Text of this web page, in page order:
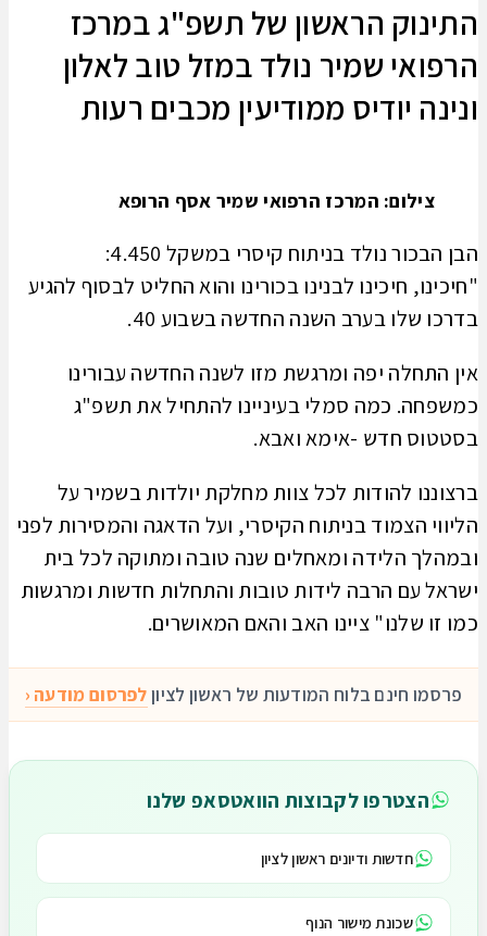
התינוק הראשון של תשפ"ג במרכז
הרפואי שמיר נולד במזל טוב לאלון
ונינה יודיס ממודיעין מכבים רעות
צילום: המרכז הרפואי שמיר אסף הרופא
הבן הבכור נולד בניתוח קיסרי במשקל 4.450:
"חיכינו, חיכינו לבנינו בכורינו והוא החליט לבסוף להגיע
בדרכו שלו בערב השנה החדשה בשבוע 40.
אין התחלה יפה ומרגשת מזו לשנה החדשה עבורינו
כמשפחה. כמה סמלי בעיניינו להתחיל את תשפ"ג
בסטטוס חדש -אימא ואבא.
ברצוננו להודות לכל צוות מחלקת יולדות בשמיר על
הליווי הצמוד בניתוח הקיסרי, ועל הדאגה והמסירות לפני
ובמהלך הלידה ומאחלים שנה טובה ומתוקה לכל בית
ישראל עם הרבה לידות טובות והתחלות חדשות ומרגשות
כמו זו שלנו" ציינו האב והאם המאושרים.
פרסמו חינם בלוח המודעות של ראשון לציוןלפרסום מודעה ‹
הצטרפו לקבוצות הוואטסאפ שלנו
חדשות ודיונים ראשון לציון
שכונת מישור הנוף